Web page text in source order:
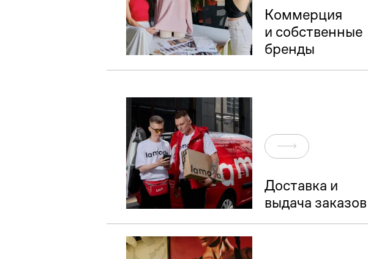
Коммерция
и собственные
бренды
Доставка и
выдача заказов
Перейти